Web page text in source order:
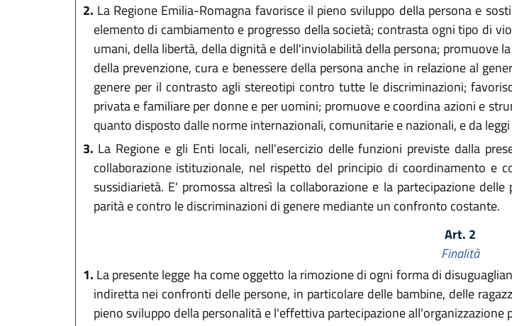
2. La Regione Emilia-Romagna favorisce il pieno sviluppo della persona e
elemento di cambiamento e progresso della società; contrasta ogni tipo di
umani, della libertà, della dignità e dell'inviolabilità della persona; promuove
della prevenzione, cura e benessere della persona anche in relazione al
genere per il contrasto agli stereotipi contro tutte le discriminazioni;
privata e familiare per donne e per uomini; promuove e coordina azioni e
quanto disposto dalle norme internazionali, comunitarie e nazionali, e da
3. La Regione e gli Enti locali, nell'esercizio delle funzioni previste dalla
collaborazione istituzionale, nel rispetto del principio di coordinamento e
sussidiarietà. E' promossa altresì la collaborazione e la partecipazione
parità e contro le discriminazioni di genere mediante un confronto costante.
Art. 2
Finalità
1. La presente legge ha come oggetto la rimozione di ogni forma di
indiretta nei confronti delle persone, in particolare delle bambine, delle
pieno sviluppo della personalità e l'effettiva partecipazione all'organizzazione